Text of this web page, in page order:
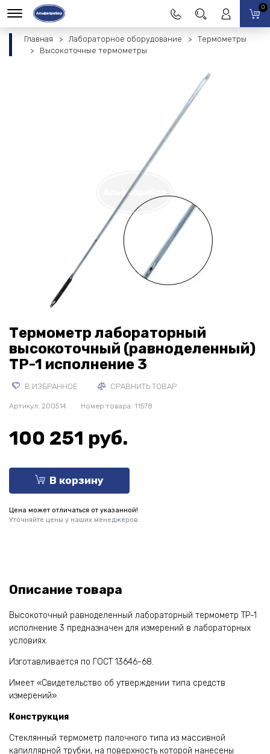
0
Главная Лабораторное оборудование
Термометры
Высокоточные термометры
Термометр лабораторный
высокоточный (равноделенный)
ТР-1 исполнение 3
В ИЗБРАННОЕ СРАВНИТЬ ТОВАР
Артикул: 200514 Номер товара: 11578
100 251 руб.
В корзину
Цена может отличаться от указанной!
Уточняйте цены у наших менеджеров.
Описание товара
Высокоточный равноделенный лабораторный термометр ТР-1
исполнение 3 предназначен для измерений в лабораторных
условиях.
Изготавливается по ГОСТ 13646-68.
Имеет «Свидетельство об утверждении типа средств
измерений».
Конструкция
Стеклянный термометр палочного типа из массивной
капиллярной трубки, на поверхность которой нанесены